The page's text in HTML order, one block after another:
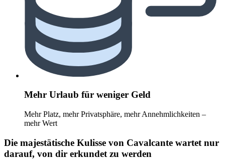
Mehr Urlaub für weniger Geld
Mehr Platz, mehr Privatsphäre, mehr Annehmlichkeiten –
mehr Wert
Die majestätische Kulisse von Cavalcante wartet nur
darauf, von dir erkundet zu werden